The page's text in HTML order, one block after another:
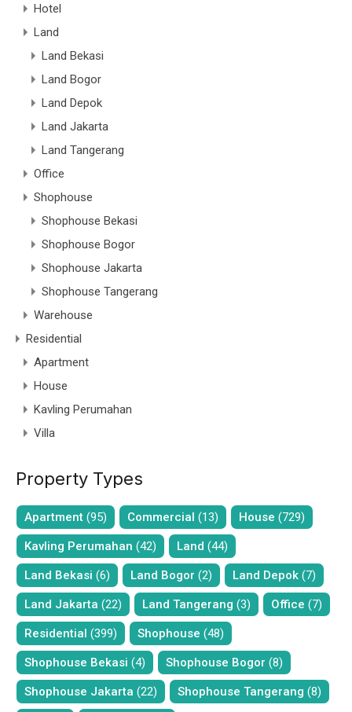
Hotel
Land
Land Bekasi
Land Bogor
Land Depok
Land Jakarta
Land Tangerang
Office
Shophouse
Shophouse Bekasi
Shophouse Bogor
Shophouse Jakarta
Shophouse Tangerang
Warehouse
Residential
Apartment
House
Kavling Perumahan
Villa
Property Types
Apartment (95) Commercial (13) House (729)
Kavling Perumahan (42) Land (44)
Land Bekasi (6) Land Bogor (2) Land Depok (7)
Land Jakarta (22) Land Tangerang (3) Office (7)
Residential (399) Shophouse (48)
Shophouse Bekasi (4) Shophouse Bogor (8)
Shophouse Jakarta (22) Shophouse Tangerang (8)